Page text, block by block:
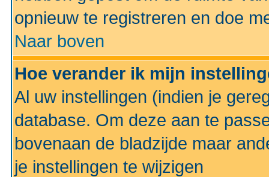
opnieuw te registreren en doe
Naar boven
Hoe verander ik mijn
Al uw instellingen (indien je
database. Om deze aan te
bovenaan de bladzijde maar
je instellingen te wijzigen